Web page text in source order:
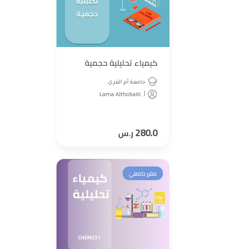
كيمياء تحليلية حجمية
جامعة أم القرى
أ. Lama Althobaiti
280.0ر.س
مقرر جامعي